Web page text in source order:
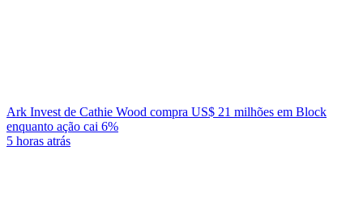
Ark Invest de Cathie Wood compra US$ 21 milhões em Block
enquanto ação cai 6%
5 horas atrás